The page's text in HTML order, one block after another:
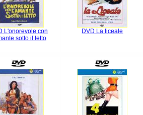
L'onorevole con
sotto il letto
DVD La liceale